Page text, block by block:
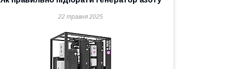
22 травня 2025